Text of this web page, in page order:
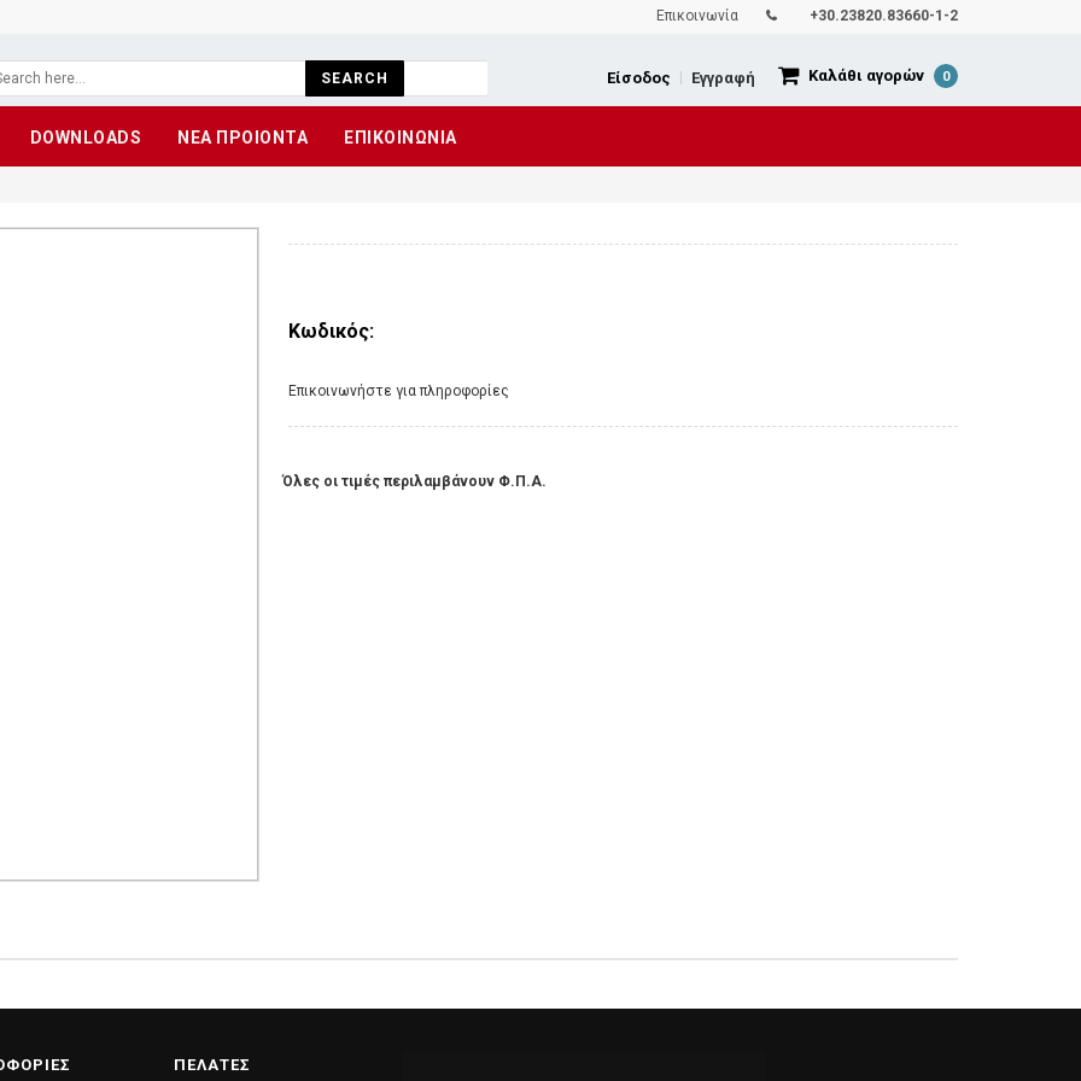
Επικοινωνία +30.23820.83660-1-2
SEARCH Καλάθι αγορών 0
Εγγραφή
Είσοδος
DOWNLOADS ΝΕΑ ΠΡΟΙΟΝΤΑ ΕΠΙΚΟΙΝΩΝΙΑ
Κωδικός:
Eπικοινωνήστε για πληροφορίες
Όλες οι τιμές περιλαμβάνουν Φ.Π.Α.
ΠΕΛΑΤΕΣ